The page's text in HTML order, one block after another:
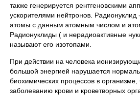
также генерируется рентгеновскими
ускорителями нейтронов. Радионуклид
атомы с данным атомным числом и
Радионуклиды ( и нерадиоактивные
называют его изотопами.
При действии на человека
большой энергией нарушается
биохимических процессов в организме,
заболеванию крови и кроветворных